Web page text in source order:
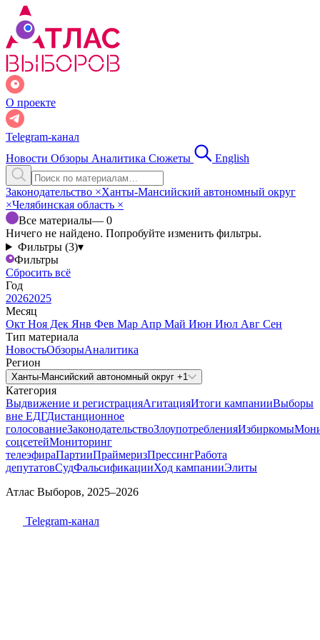
О проекте
Telegram-канал
Новости Обзоры Аналитика Сюжеты English
Законодательство ×Ханты-Мансийский автономный округ
×Челябинская область ×
Все материалы— 0
Ничего не найдено. Попробуйте изменить фильтры.
Фильтры (3)▾
Фильтры
Сбросить всё
Год
20262025
Месяц
Окт Ноя Дек Янв Фев Мар Апр Май Июн Июл Авг Сен
Тип материала
НовостьОбзорыАналитика
Регион
Ханты-Мансийский автономный округ +1
Категория
Выдвижение и регистрацияАгитацияИтоги кампанииВыборы
вне ЕДГДистанционное
голосованиеЗаконодательствоЗлоупотребленияИзбиркомы
соцсетейМониторинг
телеэфираПартииПраймеризПрессингРабота
депутатовСудФальсификацииХод кампанииЭлиты
Атлас Выборов, 2025–2026
Telegram-канал